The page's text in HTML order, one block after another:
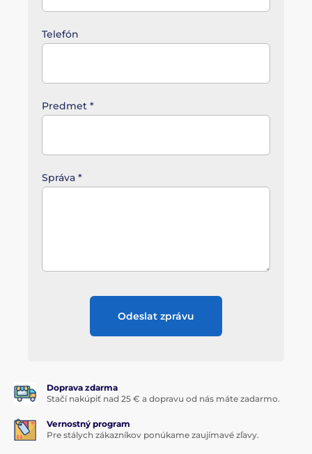
Telefón
Predmet *
Správa *
Odeslat zprávu
Doprava zdarma
Stačí nakúpiť nad 25 € a dopravu od nás máte zadarmo.
Vernostný program
Pre stálych zákazníkov ponúkame zaujímavé zľavy.